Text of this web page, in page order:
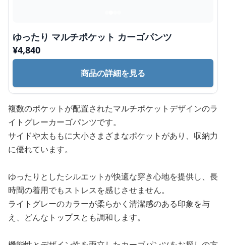
ゆったり マルチポケット カーゴパンツ
¥4,840
商品の詳細を見る
複数のポケットが配置されたマルチポケットデザインのラ
イトグレーカーゴパンツです。
サイドや太ももに大小さまざまなポケットがあり、収納力
に優れています。
ゆったりとしたシルエットが快適な穿き心地を提供し、長
時間の着用でもストレスを感じさせません。
ライトグレーのカラーが柔らかく清潔感のある印象を与
え、どんなトップスとも調和します。